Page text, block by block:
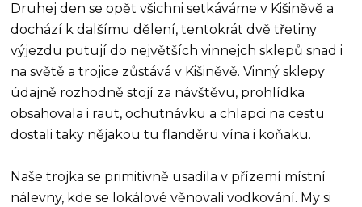
Druhej den se opět všichni setkáváme v Kišiněvě a
dochází k dalšímu dělení, tentokrát dvě třetiny
výjezdu putují do největších vinnejch sklepů snad i
na světě a trojice zůstává v Kišiněvě. Vinný sklepy
údajně rozhodně stojí za návštěvu, prohlídka
obsahovala i raut, ochutnávku a chlapci na cestu
dostali taky nějakou tu flanděru vína i koňaku.
Naše trojka se primitivně usadila v přízemí místní
nálevny, kde se lokálové věnovali vodkování. My si